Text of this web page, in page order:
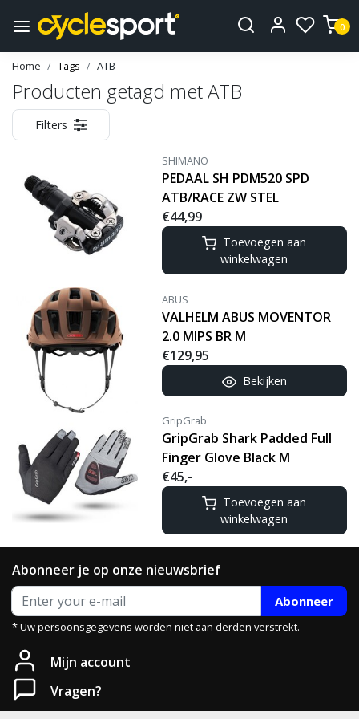
0
Home Tags ATB
Producten getagd met ATB
Filters
SHIMANO
PEDAAL SH PDM520 SPD
ATB/RACE ZW STEL
€44,99
Toevoegen aan
winkelwagen
ABUS
VALHELM ABUS MOVENTOR
2.0 MIPS BR M
€129,95
Bekijken
GripGrab
GripGrab Shark Padded Full
Finger Glove Black M
€45,-
Toevoegen aan
winkelwagen
Abonneer je op onze nieuwsbrief
Abonneer
* Uw persoonsgegevens worden niet aan derden verstrekt.
Mijn account
Vragen?